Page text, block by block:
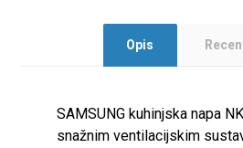
Opis
SAMSUNG kuhinjska napa
snažnim ventilacijskim